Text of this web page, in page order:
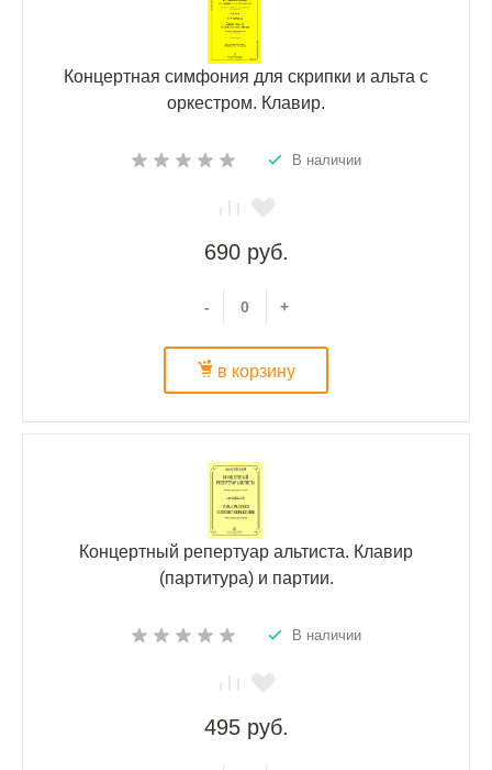
Концертная симфония для скрипки и альта с
оркестром. Клавир.
В наличии
690 руб.
- +
в корзину
Концертный репертуар альтиста. Клавир
(партитура) и партии.
В наличии
495 руб.